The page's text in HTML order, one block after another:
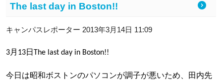
The last day in Boston!!
キャンパスレポーター 2013年3月14日 11:09
3月 13日 The last day in Boston!!
今日は昭和ボストンのパソコンが調子が悪いため、田内先